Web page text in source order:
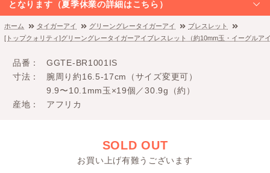
となります（夏季休業の詳細はこちら）
ホーム タイガーアイ グリーングレータイガーアイ
ブレスレット
[トップクォリティ]グリーングレータイガーアイブレスレット（約10mm玉・イーグルア
品番
GGTE-BR1001IS
寸法
腕周り約16.5-17cm（サイズ変更可）
9.9〜10.1mm玉×19個／30.9g（約）
産地
アフリカ
SOLD OUT
お買い上げ有難うございます